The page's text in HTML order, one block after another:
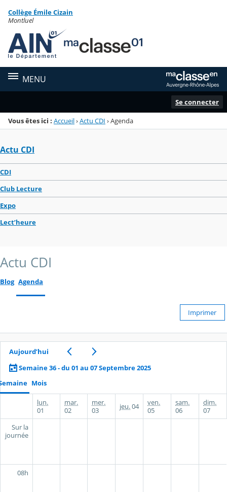
Menu de la rubrique
Contenu
Collège Émile Cizain
Montluel
MENU
Se connecter
Vous êtes ici : Accueil›Actu CDI ›Agenda
Actu CDI
CDI
Club Lecture
Expo
Lect’heure
Actu CDI
Blog Agenda
Imprimer
Aujourd’hui
Semaine 36 - du 01 au 07 Septembre 2025
Mois
lun.
01
mar.
02
mer.
03
jeu.04
ven.
05
sam.
06
dim.
07
Sur la
journée
08h